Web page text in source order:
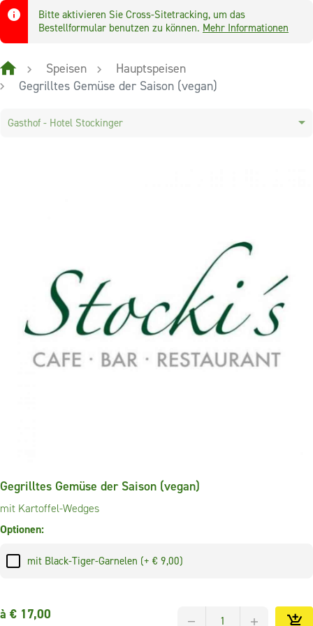
Bitte aktivieren Sie Cross-Sitetracking, um das
Bestellformular benutzen zu können. Mehr Informationen
Speisen
Hauptspeisen
Gegrilltes Gemüse der Saison (vegan)
Gasthof - Hotel Stockinger
Gegrilltes Gemüse der Saison (vegan)
mit Kartoffel-Wedges
Optionen:
mit Black-Tiger-Garnelen (+ € 9,00)
à € 17,00